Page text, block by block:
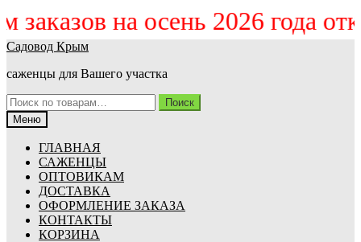
заказов на осень 2026 года
Перейти
навигации
Перейти
содержимому
Садовод Крым
саженцы для Вашего участка
Искать:
Поиск
Меню
ГЛАВНАЯ
САЖЕНЦЫ
ОПТОВИКАМ
ДОСТАВКА
ОФОРМЛЕНИЕ ЗАКАЗА
КОНТАКТЫ
КОРЗИНА